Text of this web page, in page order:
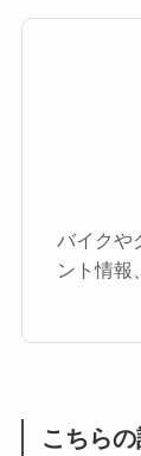
バイクや
ント情報
こちら